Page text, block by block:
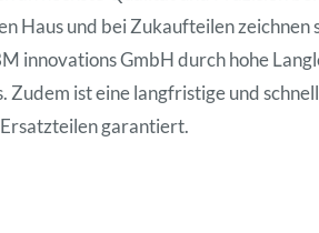
Hausund bei Zukaufteilen zeichnen
innovations GmbH durch hohe
Zudem ist eine langfristige und
Ersatzteilen garantiert.